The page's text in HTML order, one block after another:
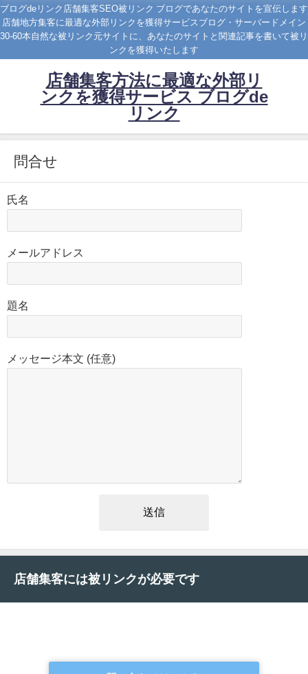
ブログdeリンク店舗集客SEO被リンク ブログであなたのサイトを宣伝します
店舗地方集客に最適な外部リンクを獲得サービスブログ・サーバードメイン
30-60本自然な被リンク元サイトに、あなたのサイトと関連記事を書いて被リ
ンクを獲得いたします
店舗集客方法に最適な外部リ
ンクを獲得サービス ブログde
リンク
問合せ
氏名
メールアドレス
題名
メッセージ本文 (任意)
店舗集客には被リンクが必要です